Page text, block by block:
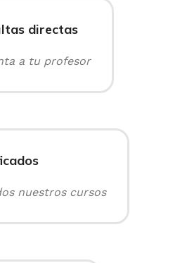
directas
a tu profesor
nuestros cursos